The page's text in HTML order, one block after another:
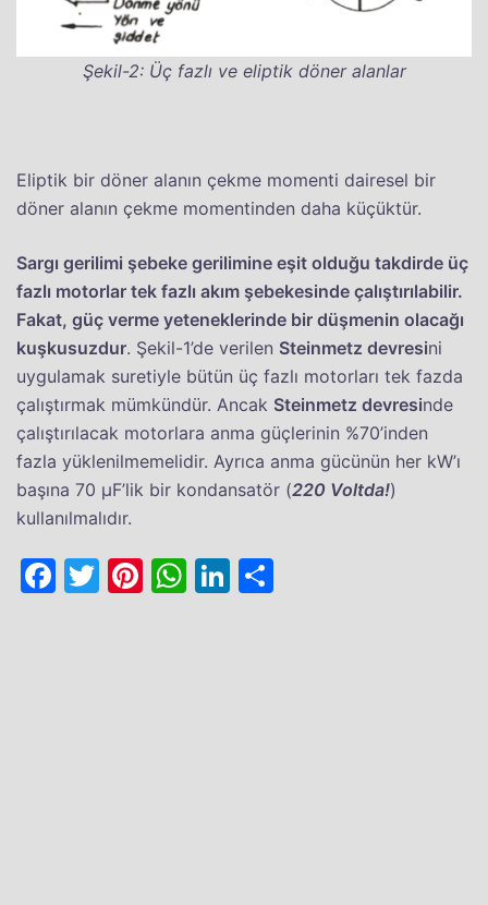
Şekil-2: Üç fazlı ve eliptik döner alanlar
Eliptik bir döner alanın çekme momenti dairesel bir
döner alanın çekme momentinden daha küçüktür.
Sargı gerilimi şebeke gerilimine eşit olduğu takdirde üç
fazlı motorlar tek fazlı akım şebekesinde çalıştırılabilir.
Fakat, güç verme yeteneklerinde bir düşmenin olacağı
kuşkusuzdur. Şekil-1’de verilen Steinmetz devresini
uygulamak suretiyle bütün üç fazlı motorları tek fazda
çalıştırmak mümkündür. Ancak Steinmetz devresinde
çalıştırılacak motorlara anma güçlerinin %70’inden
fazla yüklenilmemelidir. Ayrıca anma gücünün her kW’ı
başına 70 µF’lik bir kondansatör (220 Voltda!)
kullanılmalıdır.
Facebook
Twitter
Pinterest
WhatsApp
LinkedIn